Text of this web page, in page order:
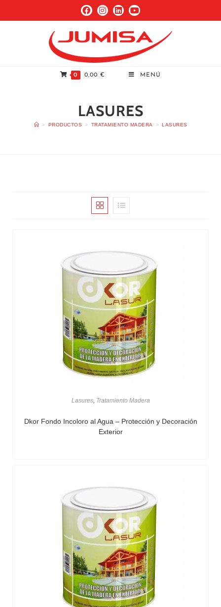
0 0,00 € MENÚ
LASURES
> PRODUCTOS > TRATAMIENTO MADERA > LASURES
Lasures, Tratamiento Madera
Dkor Fondo Incoloro al Agua – Protección y Decoración
Exterior